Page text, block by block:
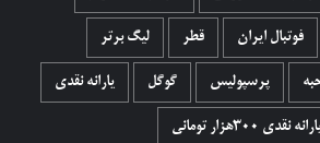
فوتبال ایران قطر لیگ برتر
پرسپولیس گوگل یارانه نقدی
نقدی ۳۰۰هزار تومانی